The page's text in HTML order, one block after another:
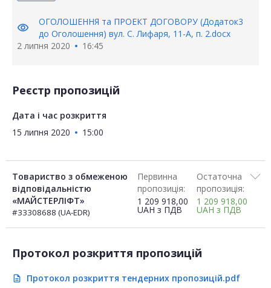
visibility
ОГОЛОШЕННЯ та ПРОЕКТ ДОГОВОРУ (Додаток3
до Оголошення) вул. С. Лифаря, 11-А, п. 2.docx
2 липня 2020
16:45
Реєстр пропозицій
Дата і час розкриття
15 липня 2020
15:00
Товариство з обмеженою
відповідальністю
«МАЙСТЕРЛІФТ»
#33308688 (UA-EDR)
Первинна
пропозиція:
1 209 918,00
UAH з ПДВ
Остаточна
пропозиція:
1 209 918,00
UAH з ПДВ
Протокол розкриття пропозицій
description Протокол розкриття тендерних пропозицій.pdf